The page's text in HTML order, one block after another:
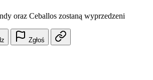
oraz Ceballos zostaną wyprzedzeni
Zgłoś